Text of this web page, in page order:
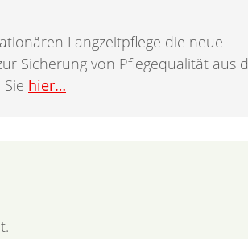
Langzeitpflege die neue
Sicherung von Pflegequalität aus
hier…